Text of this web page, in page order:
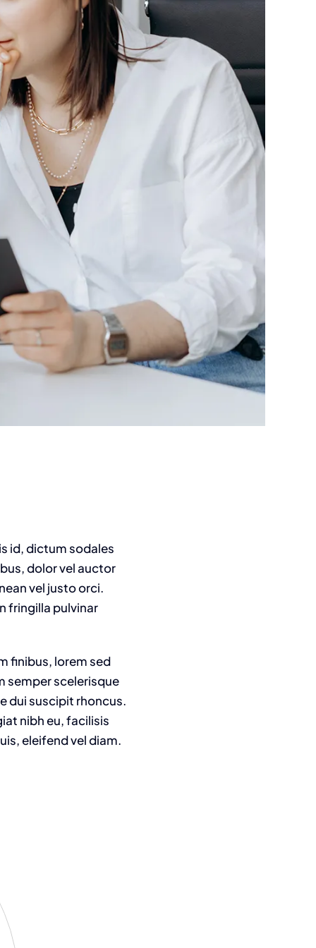
id, dictum sodales
dolor vel auctor
vel justo orci.
fringilla pulvinar
finibus, lorem sed
semper scelerisque
dui suscipit rhoncus.
nibh eu, facilisis
eleifend vel diam.